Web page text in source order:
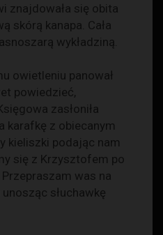
znajdowała się obita
skórą kanapa. Cała
wykładziną.
owietleniu panował
powiedzieć,
zasłoniła
karafkę z obiecanym
kieliszki podając nam
się z Krzysztofem po
was na
słuchawkę